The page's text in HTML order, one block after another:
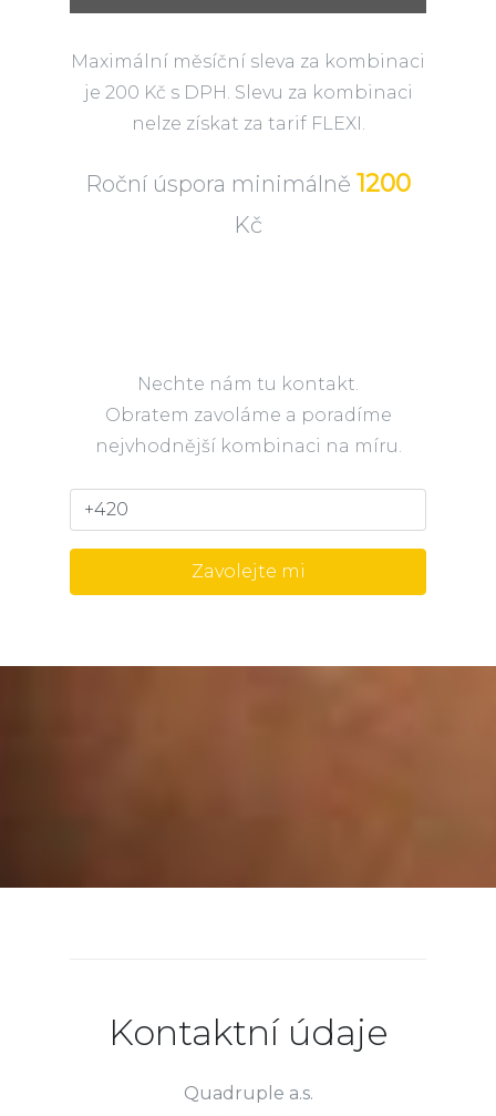
Maximální měsíční sleva za kombinaci
je 200 Kč s DPH. Slevu za kombinaci
nelze získat za tarif FLEXI.
Roční úspora minimálně 1200
Kč
Nechte nám tu kontakt.
Obratem zavoláme a poradíme
nejvhodnější kombinaci na míru.
Kontaktní údaje
Quadruple a.s.